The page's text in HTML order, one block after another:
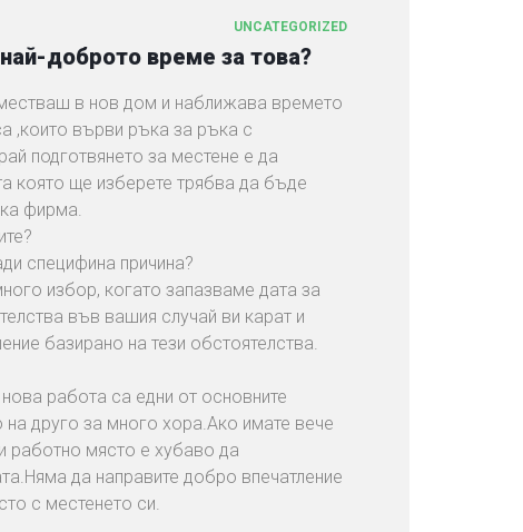
UNCATEGORIZED
доброто време за това?
в нов дом и наближава времето
,които върви ръка за ръка с
подготвянето за местене е да
която ще изберете трябва да бъде
фирма.
специфина причина?
избор, когато запазваме дата за
във вашия случай ви карат и
базирано на тези обстоятелства.
работа са едни от основните
на друго за много хора.Ако имате вече
работно място е хубаво да
да направите добро впечатление
с местенето си.